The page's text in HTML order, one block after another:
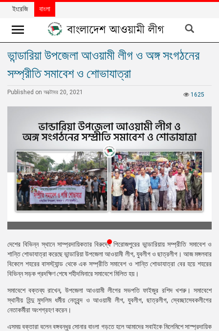
খবর
দলের
বিশেষ
মতামত
উন্নয়নের
বাংলাদেশ
নিউজলেটার
প্রেস
রিলিজ
প্রকাশনা
বিএনপি-
জামায়াত
ইংরেজি বাংলা
ভান্ডারিয়া উপজেলা আওয়ামী লীগ ও অঙ্গ সংগঠনের
সম্প্রীতি সমাবেশ ও শোভাযাত্রা
1625
Published on অক্টোবর 20, 2021
দেশের বিভিন্ন স্থানে সাম্প্রদায়িকতার বিরুদ্ধে পিরোজপুরের ভান্ডারিয়ায় সম্প্রীতি সমাবেশ ও
শান্তি শোভাযাত্রা করেছে ভান্ডারিয়া উপজেলা আওয়ামী লীগ, যুবলীগ ও ছাত্রলীগ। আজ মঙ্গলবার
বিকেলে শহরের বাসস্ট্যান্ড থেকে এক সম্প্রীতি সমাবেশ ও শান্তি শোভাযাত্রা বের হয়ে শহরের
বিভিন্ন সড়ক প্রদক্ষিণ শেষে শহীদমিনারে সমাবেশে মিলিত হয়।
সমাবেশে বক্তব্য রাখেন, উপজেলা আওয়ামী লীগের সভপতি ফাইজুর রশিদ খশরু। সমাবেশে
স্থানীয় হিন্দু মুসলিম ধর্মীয় নেতৃবৃন্দ ও আওয়ামী লীগ, যুবলীগ, ছাত্রলীগ, স্বেচ্ছাসেবকলীগের
নেতাকর্মীরা অংশগ্রহণ করেন।
এসময় বক্তারা বলেন বঙ্গবন্ধুর সোনার বাংলা গড়তে হলে আমাদের সবাইকে মিলেমিশে সাস্প্রদায়িক